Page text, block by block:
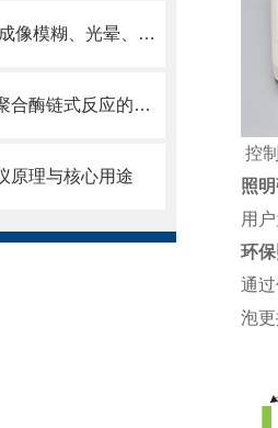
CKX53倒置显微镜成像模糊、光晕、色差故障排查与维修技巧
基因扩增仪是依据聚合酶链式反应的原理
原理与核心用途
控
照
用
环
通
泡